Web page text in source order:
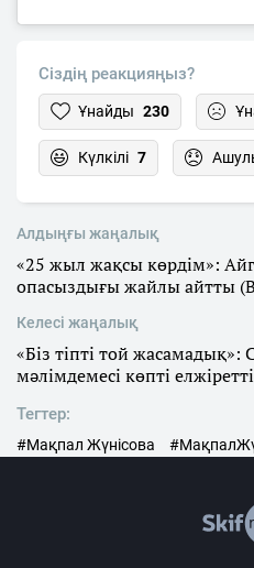
Сіздің реакцияңыз?
Ұнайды 230
Күлкілі 7
Алдыңғы жаңалық
«25 жыл жақсы көрдім»:
опасыздығы жайлы айтты
Келесі жаңалық
«Біз тіпті той жасамадық»:
мәлімдемесі көпті
Тегтер:
#Мақпал Жүнісова